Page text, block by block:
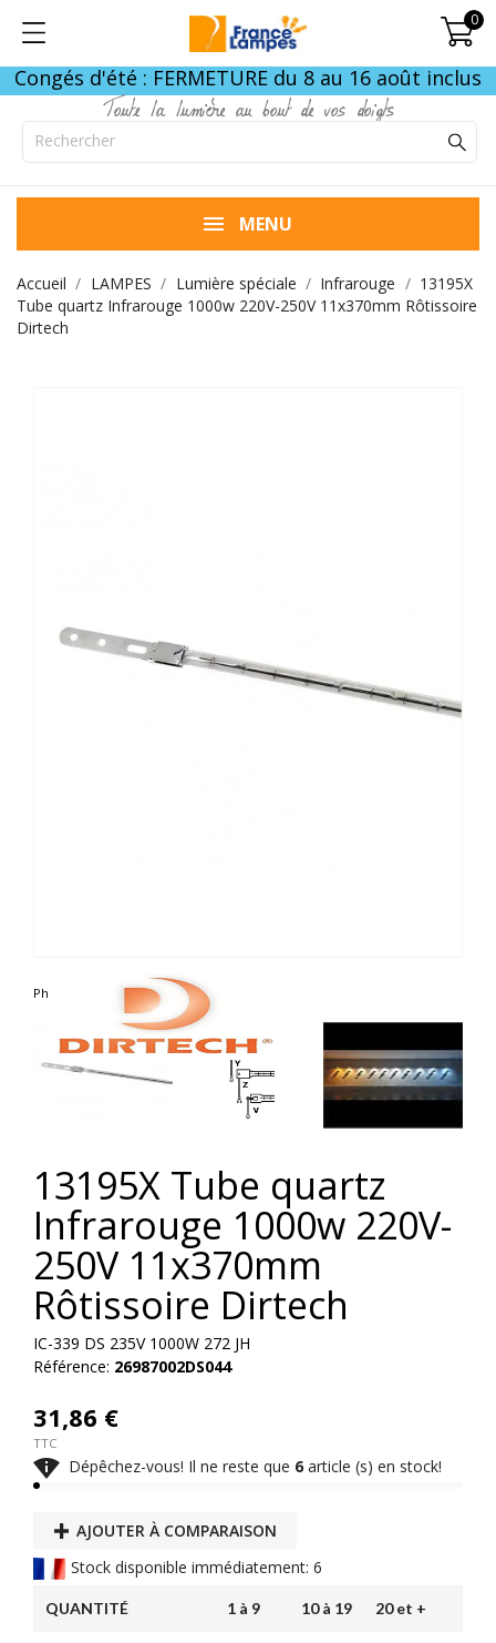
0
Congés d'été : FERMETURE du 8 au 16 août inclus
Toute la lumière au bout de vos doigts
MENU
Accueil LAMPES Lumière spéciale Infrarouge
13195X
Tube quartz Infrarouge 1000w 220V-250V 11x370mm Rôtissoire
Dirtech
Photo non contractuelle
13195X Tube quartz
Infrarouge 1000w 220V-
250V 11x370mm
Rôtissoire Dirtech
IC-339 DS 235V 1000W 272 JH
Référence: 26987002DS044
31,86 €
TTC
 Dépêchez-vous! Il ne reste que 6 article (s) en stock!
AJOUTER À COMPARAISON
Stock disponible immédiatement: 6
QUANTITÉ 1 à 9 10 à 19 20 et +